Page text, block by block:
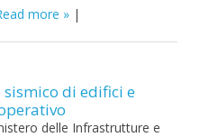
more |
di edifici e
delle Infrastrutture e